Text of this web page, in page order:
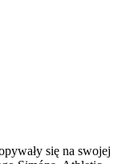
się na swojej